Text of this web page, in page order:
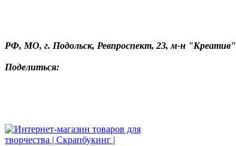
РФ, МО, г. Подольск, Ревпроспект, 23, м-н "Креатив"
Поделиться: